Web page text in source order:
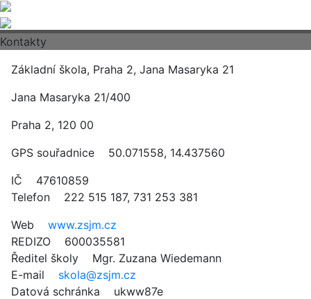
Kontakty
Základní škola, Praha 2, Jana Masaryka 21
Jana Masaryka 21/400
Praha 2, 120 00
GPS souřadnice 50.071558, 14.437560
IČ 47610859
Telefon 222 515 187, 731 253 381
Web www.zsjm.cz
REDIZO 600035581
Ředitel školy Mgr. Zuzana Wiedemann
E-mail skola@zsjm.cz
Datová schránka ukww87e